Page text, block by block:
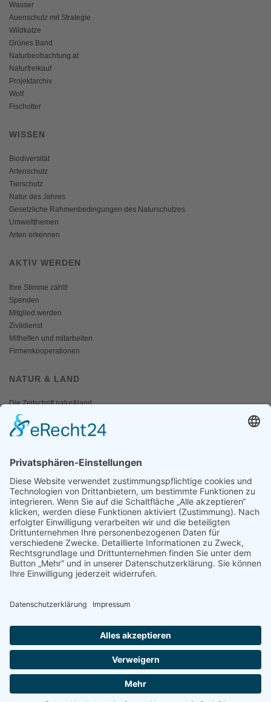
Wasser
Auenschutz mit Strategie
Wildkatze
Grünes Band
Naturbeobachtung.at
Naturfreikauf
Projektarchiv
Wolf
Fischotter
WISSEN
Biodiversität
Artenschutz
Tierschutz
Natur des Jahres
Gesetzliche Rahmenbedingungen des Naturschutzes
Umweltthemen
Arten erkennen
AKTIV WERDEN
Ihre Stimme zählt!
Spenden
Mitglied werden
Zivildienst
Mithelfen und mitarbeiten
Firmenkooperationen
NATUR & LAND
Die Zeitschrift natur&land
Archiv
Mediadaten
Fotos und Logos
Presseaussendungen
Presse
Presseinformationen abonnieren
ÜBER UNS
Naturschutzbund
Naturschutzjugend
Sponsoren & Partner
Impressum